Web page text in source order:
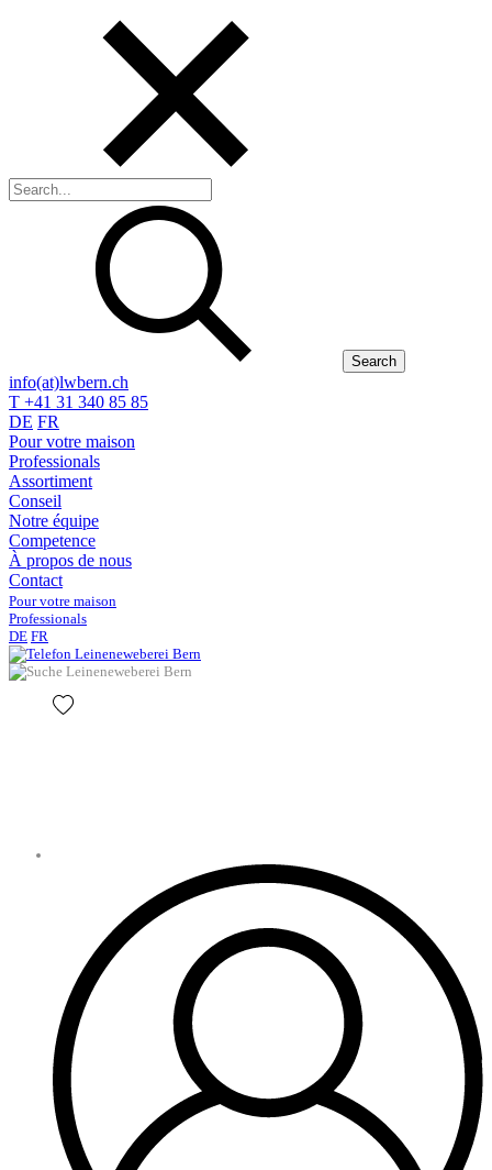
Search
info(at)lwbern.ch
T +41 31 340 85 85
DE FR
Pour votre maison
Professionals
Assortiment
Conseil
Notre équipe
Competence
À propos de nous
Contact
Pour votre maison
Professionals
DE FR